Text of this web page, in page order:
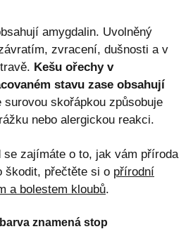
amygdalin. Uvolněný
zvracení, dušnosti a v
Kešu ořechy v
stavu zase obsahují
surovou skořápkou způsobuje
nebo alergickou reakci.
se zajímáte o to, jak vám příroda
škodit, přečtěte si o přírodní
a bolestem kloubů.
znamená stop